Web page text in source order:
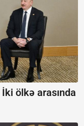
İki ölkə arasında